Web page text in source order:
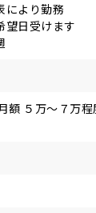
により勤務
望日受けます
額 ５万～７万